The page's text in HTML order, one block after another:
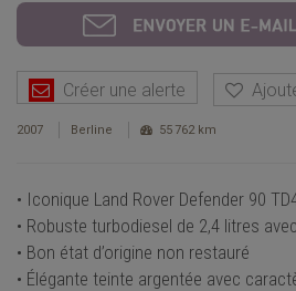
Créer une alerte
2007 Berline 55 762 km
• Iconique Land Rover Defender 90
• Robuste turbodiesel de 2,4 litres
• Bon état d’origine non restauré
• Élégante teinte argentée avec